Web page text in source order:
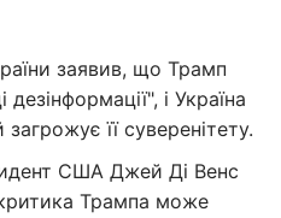
заявив, що Трамп
і Україна
її суверенітету.
США Джей Ді Венс
Трампа може